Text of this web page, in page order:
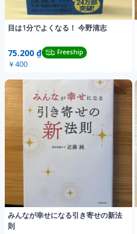
目は1分でよくなる！ 今野清志
75.200 ₫ Freeship
￥400
みんなが幸せになる引き寄せの新法
則